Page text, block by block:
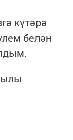
күтәрә
белән